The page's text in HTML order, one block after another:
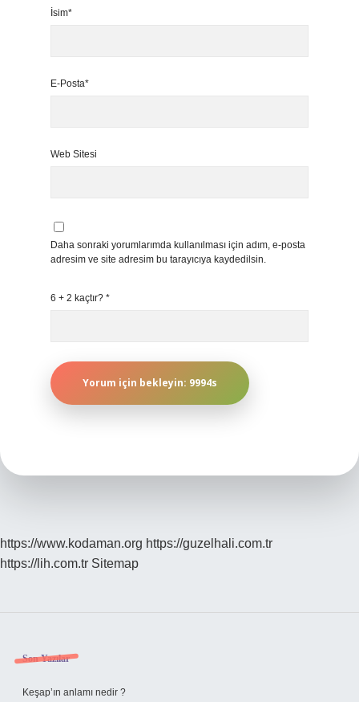
İsim*
E-Posta*
Web Sitesi
Daha sonraki yorumlarımda kullanılması için adım, e-posta
adresim ve site adresim bu tarayıcıya kaydedilsin.
6 + 2 kaçtır? *
https://www.kodaman.org https://guzelhali.com.tr
https://lih.com.tr Sitemap
Sidebar
Son Yazılar
Keşap’ın anlamı nedir ?